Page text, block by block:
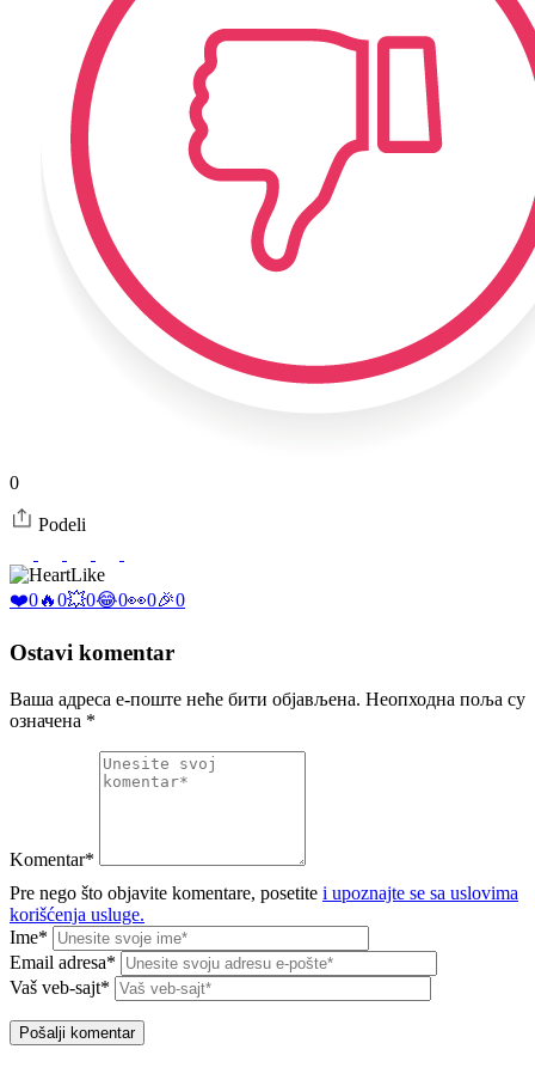
0
Podeli
Like
❤️0🔥0💥0😂0👀0🎉0
Ostavi komentar
Ваша адреса е-поште неће бити објављена. Неопходна поља су
означена *
Komentar*
Pre nego što objavite komentare, posetite i upoznajte se sa uslovima
korišćenja usluge.
Ime*
Email adresa*
Vaš veb-sajt*